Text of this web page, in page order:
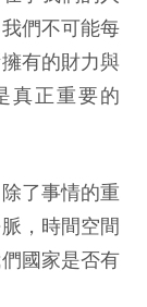
們不可能每
有的財力與
真正重要的
了事情的重
，時間空間
國家是否有